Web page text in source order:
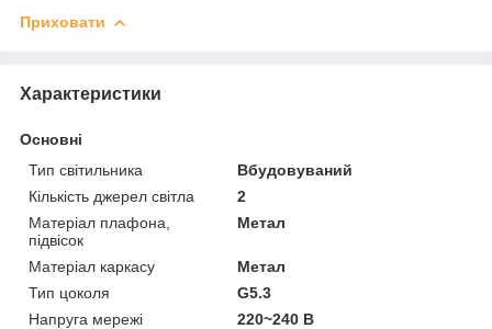
Приховати
Характеристики
Основні
Тип світильника
Вбудовуваний
Кількість джерел світла
2
Матеріал плафона,
підвісок
Метал
Матеріал каркасу
Метал
Тип цоколя
G5.3
Напруга мережі
220~240 В